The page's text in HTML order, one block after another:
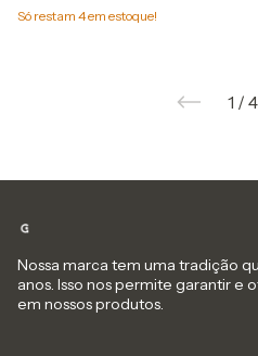
Só restam 4em estoque!
1 / 4
Nossa marca tem uma tradição
anos. Isso nos permite garantir e
em nossos produtos.